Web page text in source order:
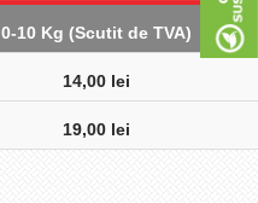
0-10 Kg (Scutit de TVA)
14,00 lei
19,00 lei